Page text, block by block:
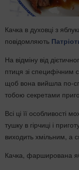
Качка в духовці з
повідомляють
На відміну від
птиця зі специфічним
щоб вона вийшла по-
тобою секретами
Всі ці її особливості
тушку в гірчиці і
виходить хмільним, а
Качка, фарширована